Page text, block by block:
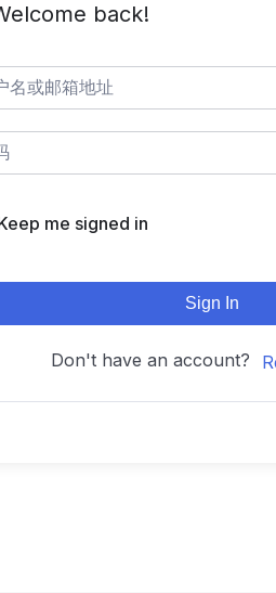
back!
me signed in
Sign In
Don't have an account?